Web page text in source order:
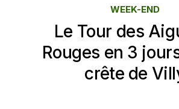
Le Tour des
Rouges en 3
crête de
WEEK-END